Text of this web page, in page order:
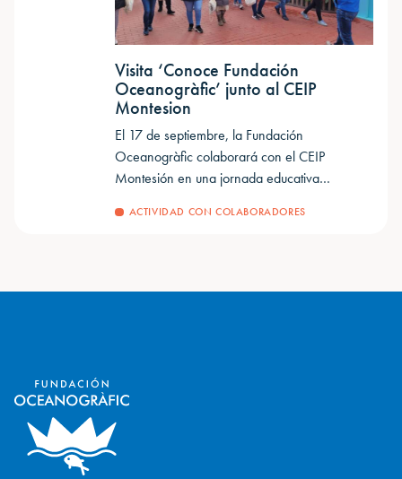
Visita ‘Conoce Fundación
Oceanogràfic’ junto al CEIP
Montesion
El 17 de septiembre, la Fundación
Oceanogràfic colaborará con el CEIP
Montesión en una jornada educativa…
ACTIVIDAD CON COLABORADORES